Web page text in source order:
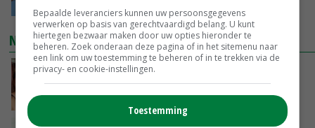
NIEUWSTE VIDEO'S
Danique in Canada: ‘Superveel schik gehad
tijdens stage’
Bepaalde leveranciers kunnen uw persoonsgegevens
verwerken op basis van gerechtvaardigd belang. U kunt
hiertegen bezwaar maken door uw opties hieronder te
beheren. Zoek onderaan deze pagina of in het sitemenu naar
een link om uw toestemming te beheren of in te trekken via de
privacy- en cookie-instellingen.
Toestemming